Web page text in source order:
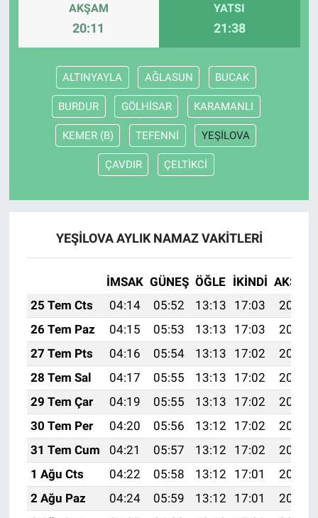
AKŞAM
20:11
YATSI
21:38
ALTINYAYLA AĞLASUN BUCAK
BURDUR GÖLHİSAR KARAMANLI
KEMER (B) TEFENNİ YEŞİLOVA
ÇAVDIR ÇELTİKCİ
YEŞİLOVA AYLIK NAMAZ VAKITLERI
İMSAK GÜNEŞ ÖĞLE İKINDI AKŞAM
25 Tem Cts
04:14 05:52 13:13 17:03
20:23
26 Tem Paz
04:15 05:53 13:13 17:03
20:22
27 Tem Pts
04:16 05:54 13:13 17:02
20:21
28 Tem Sal
04:17 05:55 13:13 17:02
20:21
29 Tem Çar
04:19 05:55 13:13 17:02
20:20
30 Tem Per
04:20 05:56 13:12 17:02
20:19
31 Tem Cum
04:21 05:57 13:12 17:02
20:18
1 Ağu Cts
04:22 05:58 13:12 17:01
20:17
2 Ağu Paz
04:24 05:59 13:12 17:01
20:16